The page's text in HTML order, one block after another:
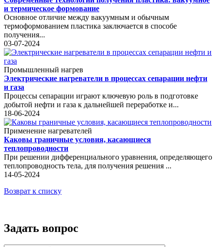
и термическое формование
Основное отличие между вакуумным и обычным
термоформованием пластика заключается в способе
получения...
03-07-2024
Промышленный нагрев
Электрические нагреватели в процессах сепарации нефти
и газа
Процессы сепарации играют ключевую роль в подготовке
добытой нефти и газа к дальнейшей переработке и...
18-06-2024
Применение нагревателей
Каковы граничные условия, касающиеся
теплопроводности
При решении дифференциального уравнения, определяющего
теплопроводность тела, для получения решения ...
14-05-2024
Возврат к списку
Задать вопрос